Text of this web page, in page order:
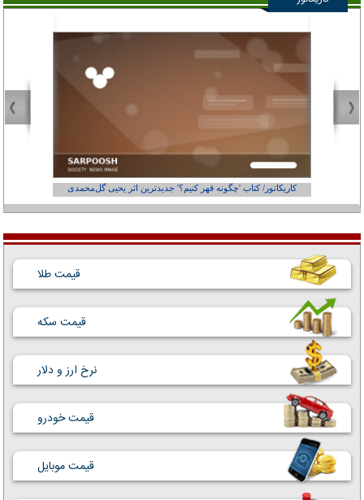
کاریکاتور/ کتاب 'چگونه قهر کنیم؟' جدیدترین اثر یحیی گل‌محمدی
قیمت طلا
قیمت سکه
نرخ ارز و دلار
قیمت خودرو
قیمت موبایل